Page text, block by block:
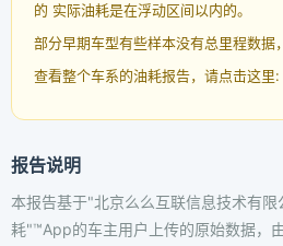
的 实际油耗是在浮动区间以内的。
部分早期车型有些样本没有总里程数据
查看整个车系的油耗报告，请点击这里:
报告说明
本报告基于"北京么么互联信息技术有
耗"™App的车主用户上传的原始数据，